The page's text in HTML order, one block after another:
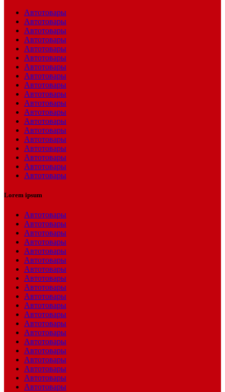
Автотовары
Автотовары
Автотовары
Автотовары
Автотовары
Автотовары
Автотовары
Автотовары
Автотовары
Автотовары
Автотовары
Автотовары
Автотовары
Автотовары
Автотовары
Автотовары
Автотовары
Автотовары
Автотовары
Lorem ipsum
Автотовары
Автотовары
Автотовары
Автотовары
Автотовары
Автотовары
Автотовары
Автотовары
Автотовары
Автотовары
Автотовары
Автотовары
Автотовары
Автотовары
Автотовары
Автотовары
Автотовары
Автотовары
Автотовары
Автотовары